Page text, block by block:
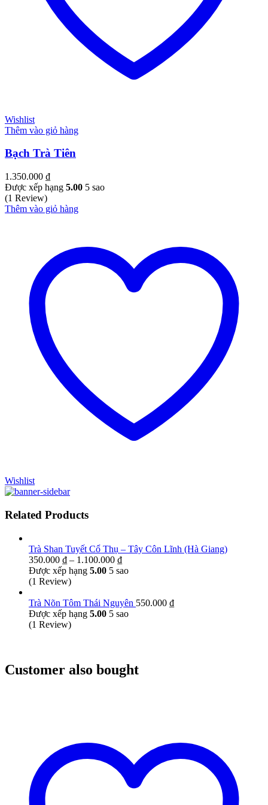
Wishlist
Thêm vào giỏ hàng
Bạch Trà Tiên
1.350.000 ₫
Được xếp hạng 5.00 5 sao
(1 Review)
Thêm vào giỏ hàng
Wishlist
Related Products
Trà Shan Tuyết Cổ Thụ – Tây Côn Lĩnh (Hà Giang)
350.000 ₫ – 1.100.000 ₫Khoảng
giá:
đến
1.100.000 ₫
Được xếp hạng 5.00 5 sao
(1 Review)
Trà Nõn Tôm Thái Nguyên 550.000 ₫
Được xếp hạng 5.00 5 sao
(1 Review)
Customer also bought